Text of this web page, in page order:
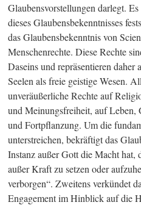
Glaubensvorstellungen darlegt.
dieses Glaubensbekenntnisses
das Glaubensbekenntnis von
Menschenrechte. Diese Rechte
Daseins und repräsentieren daher
Seelen als freie geistige Wesen.
unveräußerliche Rechte auf
und Meinungsfreiheit, auf Leben,
und Fortpflanzung. Um die
unterstreichen, bekräftigt das
Instanz außer Gott die Macht hat,
außer Kraft zu setzen oder
verborgen“. Zweitens verkündet
Engagement im Hinblick auf die